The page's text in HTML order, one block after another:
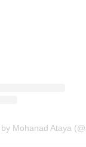
Mohanad Ataya